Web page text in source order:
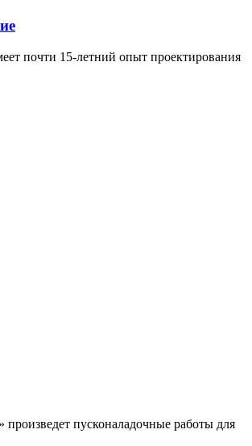
почти 15-летний опыт проектирования
пусконаладочные работы для